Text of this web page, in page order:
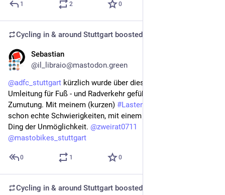
1 2 0
Cycling in & around Stuttgart boosted
Sebastian
@il_libraio@mastodon.green
@adfc_stuttgart kürzlich wurde über diese Brücke ja für
Umleitung für Fuß - und Radverkehr geführt, eine echte
Zumutung. Mit meinem (kurzen) #Lastenrad
schon echte Schwierigkeiten, mit einem langen sicher ein
Ding der Unmöglichkeit. @zweirat0711
@mastobikes_stuttgart
0 1 0
Cycling in & around Stuttgart boosted